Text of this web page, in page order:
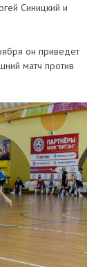
Синицкий и
он приведет
матч против